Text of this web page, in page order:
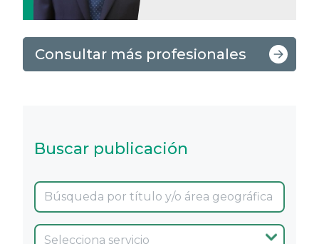
Consultar más profesionales
Buscar publicación